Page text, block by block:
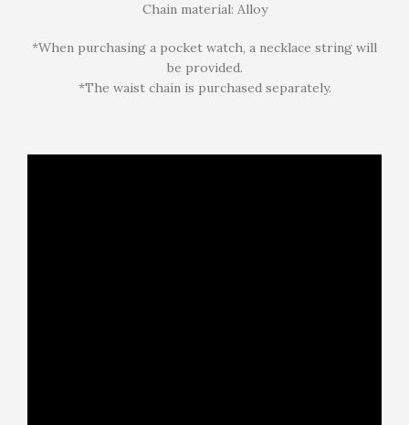
Chain material: Alloy
*When purchasing a pocket watch, a necklace string will
be provided.
*The waist chain is purchased separately.